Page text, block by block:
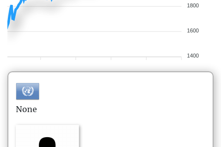
1800
1600
1400
None